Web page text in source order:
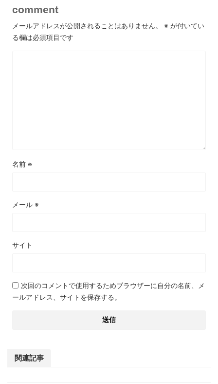
comment
メールアドレスが公開されることはありません。 ※ が付いてい
る欄は必須項目です
名前 ※
メール ※
サイト
次回のコメントで使用するためブラウザーに自分の名前、メ
ールアドレス、サイトを保存する。
関連記事